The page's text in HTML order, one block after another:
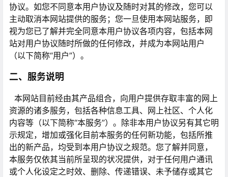
协议。如您不同意本用户协议及随时对其的修改，您可以
主动取消本网站提供的服务；您一旦使用本网站服务，即
视为您已了解并完全同意本用户协议各项内容，包括本网
站对用户协议随时所做的任何修改，并成为本网站用户
（以下简称“用户”）。
二、服务说明
本网站目前经由其产品组合，向用户提供存取丰富的网上
资源的诸多服务，包括各种信息工具、网上社区、个人化
内容等（以下简称“本服务”）。除非本用户协议另有其它明
示规定，增加或强化目前本服务的任何新功能，包括所推
出的新产品，均受到本用户协议之规范。您了解并同意，
本服务仅依其当前所呈现的状况提供，对于任何用户通讯
或个人化设定之时效、删除、传递错误、未予储存或其它